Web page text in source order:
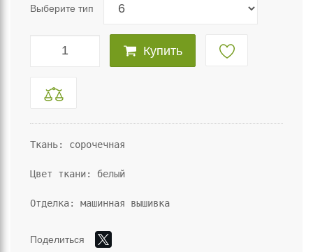
Выберите тип
Купить
Ткань: сорочечная
Цвет ткани: белый
Отделка: машинная вышивка
Поделиться